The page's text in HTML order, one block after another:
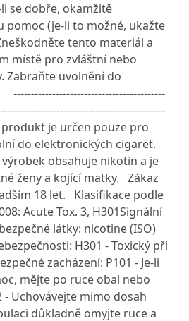
se dobře, okamžitě
pomoc (je-li to možné, ukažte
tento materiál a
místě pro zvláštní nebo
Zabraňte uvolnění do
je určen pouze pro
do elektronických cigaret.
obsahuje nikotin a je
ženy a kojící matky. Zákaz
18 let. Klasifikace podle
Acute Tox. 3, H301Signální
látky: nicotine (ISO)
H301 - Toxický při
zacházení: P101 - Je-li
mějte po ruce obal nebo
Uchovávejte mimo dosah
důkladně omyjte ruce a